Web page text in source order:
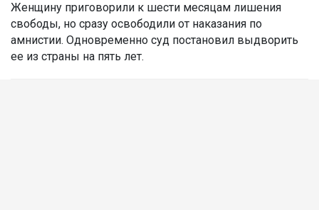
Женщину приговорили к шести месяцам лишения
свободы, но сразу освободили от наказания по
амнистии. Одновременно суд постановил выдворить
ее из страны на пять лет.